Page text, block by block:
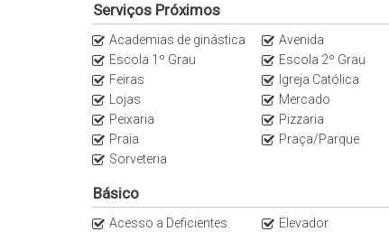
Serviços Próximos
Academias de ginástica Avenida
Escola 1º Grau
Escola 2º Grau
Feiras
Igreja Católica
Lojas
Mercado
Peixaria
Pizzaria
Praia
Praça/Parque
Sorveteria
Básico
Acesso a Deficientes Elevador